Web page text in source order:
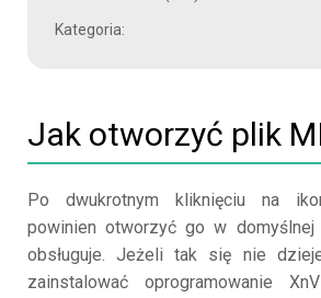
Kategoria:
Jak otworzyć plik
Po dwukrotnym kliknięciu na
powinien otworzyć go w domyślnej
obsługuje. Jeżeli tak się nie
zainstalować oprogramowanie